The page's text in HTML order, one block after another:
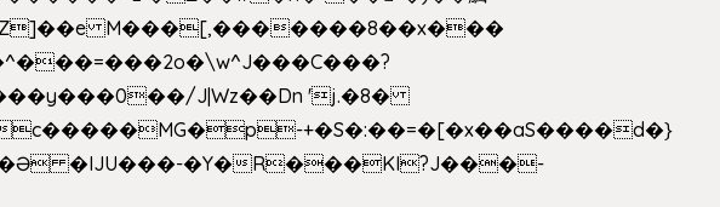
M���[,�������8��x���
�IJU���-�Y�R���KI?J���-